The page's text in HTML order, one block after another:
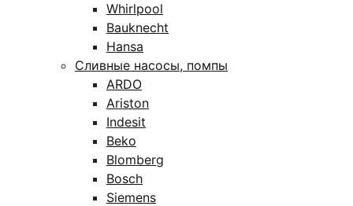
Whirlpool
Bauknecht
Hansa
Сливные насосы, помпы
ARDO
Ariston
Indesit
Beko
Blomberg
Bosch
Siemens